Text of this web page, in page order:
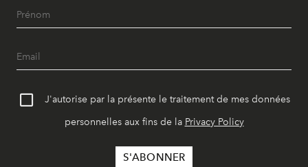
J'autorise par la présente le traitement de mes données
personnelles aux fins de la Privacy Policy